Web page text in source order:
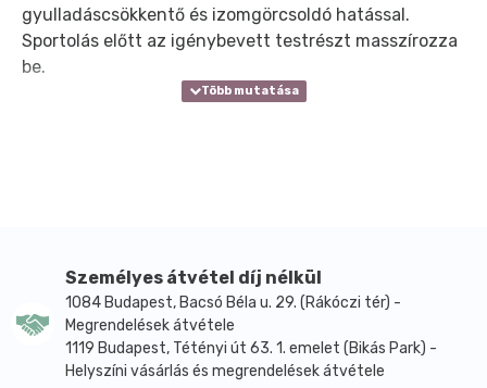
gyulladáscsökkentő és izomgörcsoldó hatással.
Sportolás előtt az igénybevett testrészt masszírozza
be.
Személyes átvétel díj nélkül
1084 Budapest, Bacsó Béla u. 29. (Rákóczi tér) -
Megrendelések átvétele
1119 Budapest, Tétényi út 63. 1. emelet (Bikás Park) -
Helyszíni vásárlás és megrendelések átvétele